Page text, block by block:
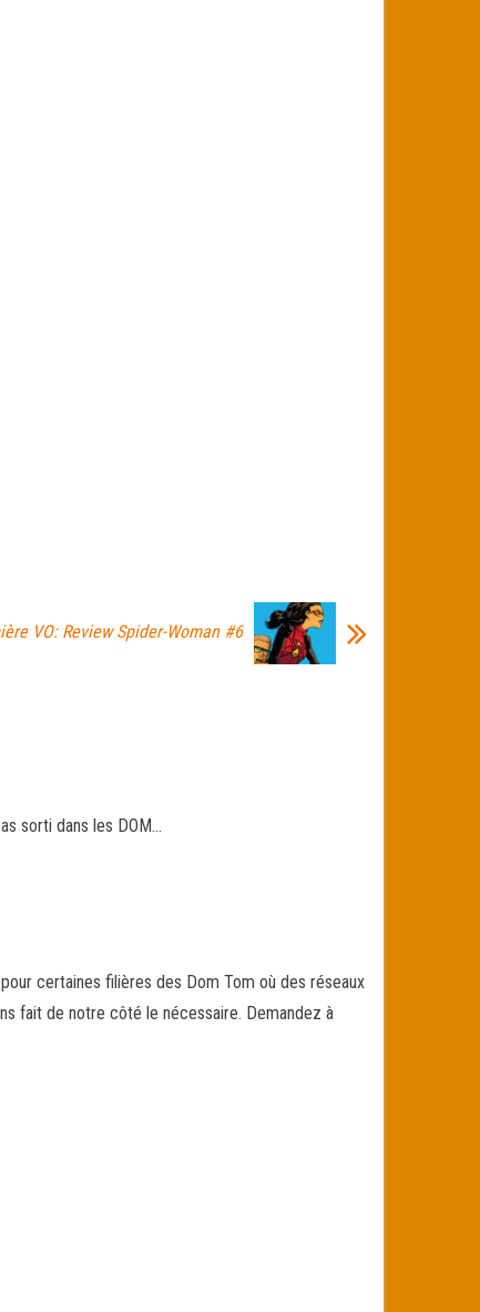
VO: Review Spider-Woman #6
sorti dans les DOM…
certaines filières des Dom Tom où des réseaux
fait de notre côté le nécessaire. Demandez à